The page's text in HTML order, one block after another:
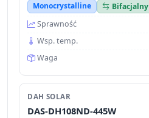
Monocrystalline
Bifacjalny
Sprawność
Wsp. temp.
Waga
DAH SOLAR
DAS-DH108ND-445W